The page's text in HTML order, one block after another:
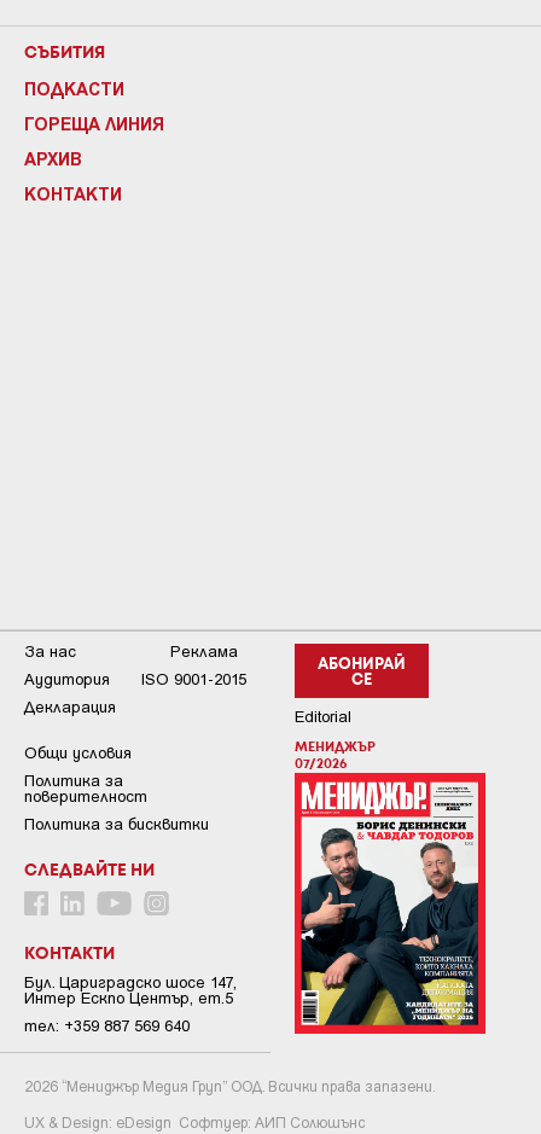
СЪБИТИЯ
ПОДКАСТИ
ГОРЕЩА ЛИНИЯ
АРХИВ
КОНТАКТИ
АБОНИРАЙ
СЕ
Editorial
МЕНИДЖЪР
07/2026
За нас
Реклама
Аудитория
ISO 9001-2015
Декларация
Общи условия
Пoлитикa зa
пoвepитeлнocт
Политика за бисквитки
СЛЕДВАЙТЕ НИ
КОНТАКТИ
Бул. Цариградско шосе 147,
Интер Ескпо Център, ет.5
тел: +359 887 569 640
2026 “Мениджър Медия Груп” ООД. Всички права запазени.
UX & Design: eDesign Софтуер: АИП Солюшънс